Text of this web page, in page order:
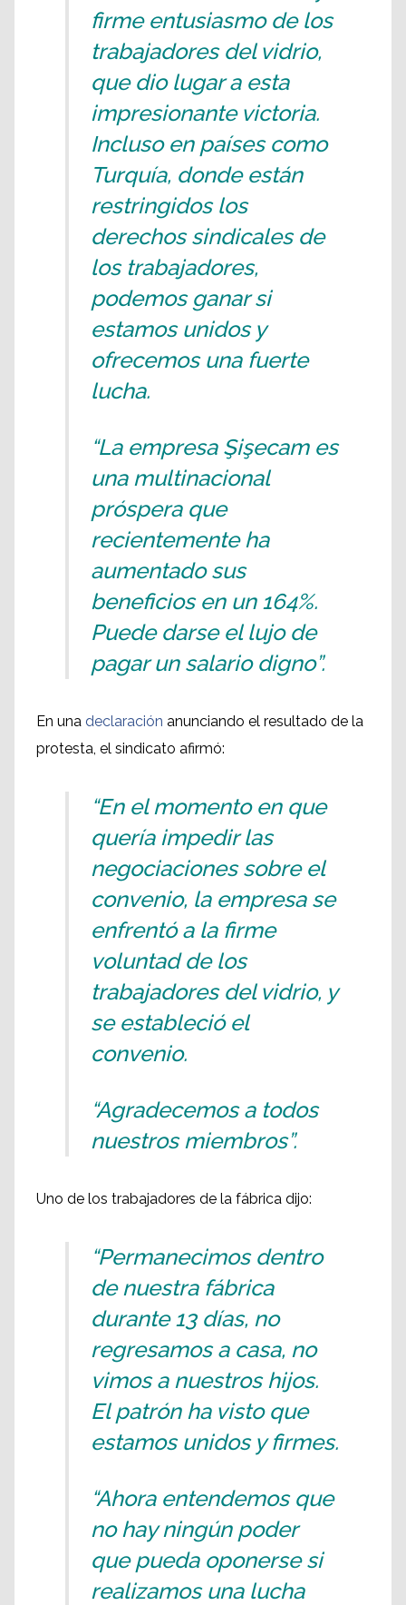
firme entusiasmo de los
trabajadores del vidrio,
que dio lugar a esta
impresionante victoria.
Incluso en países como
Turquía, donde están
restringidos los
derechos sindicales de
los trabajadores,
podemos ganar si
estamos unidos y
ofrecemos una fuerte
lucha.
“La empresa Şişecam es
una multinacional
próspera que
recientemente ha
aumentado sus
beneficios en un 164%.
Puede darse el lujo de
pagar un salario digno”.
En una declaración anunciando el resultado de la
protesta, el sindicato afirmó:
“En el momento en que
quería impedir las
negociaciones sobre el
convenio, la empresa se
enfrentó a la firme
voluntad de los
trabajadores del vidrio, y
se estableció el
convenio.
“Agradecemos a todos
nuestros miembros”.
Uno de los trabajadores de la fábrica dijo:
“Permanecimos dentro
de nuestra fábrica
durante 13 días, no
regresamos a casa, no
vimos a nuestros hijos.
El patrón ha visto que
estamos unidos y firmes.
“Ahora entendemos que
no hay ningún poder
que pueda oponerse si
realizamos una lucha